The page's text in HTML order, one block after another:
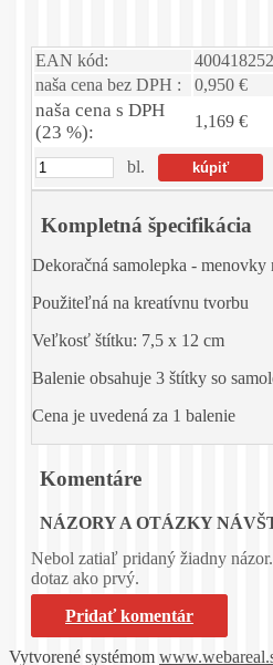
EAN kód:
naša cena bez DPH :
0,950 €
naša cena s DPH
(23 %):
1,169 €
bl.
Kompletná špecifikácia
Dekoračná samolepka - menovky
Použiteľná na kreatívnu tvorbu
Veľkosť štítku: 7,5 x 12 cm
Balenie obsahuje 3 štítky so
Cena je uvedená za 1 balenie
Komentáre
NÁZORY A OTÁZKY
Nebol zatiaľ pridaný žiadny
dotaz ako prvý.
Pridať komentár
Vytvorené systémom